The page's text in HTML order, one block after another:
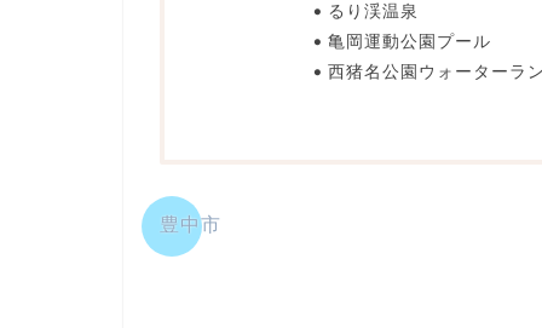
るり渓温泉
亀岡運動公園プール
西猪名公園ウォーターラ
豊中市